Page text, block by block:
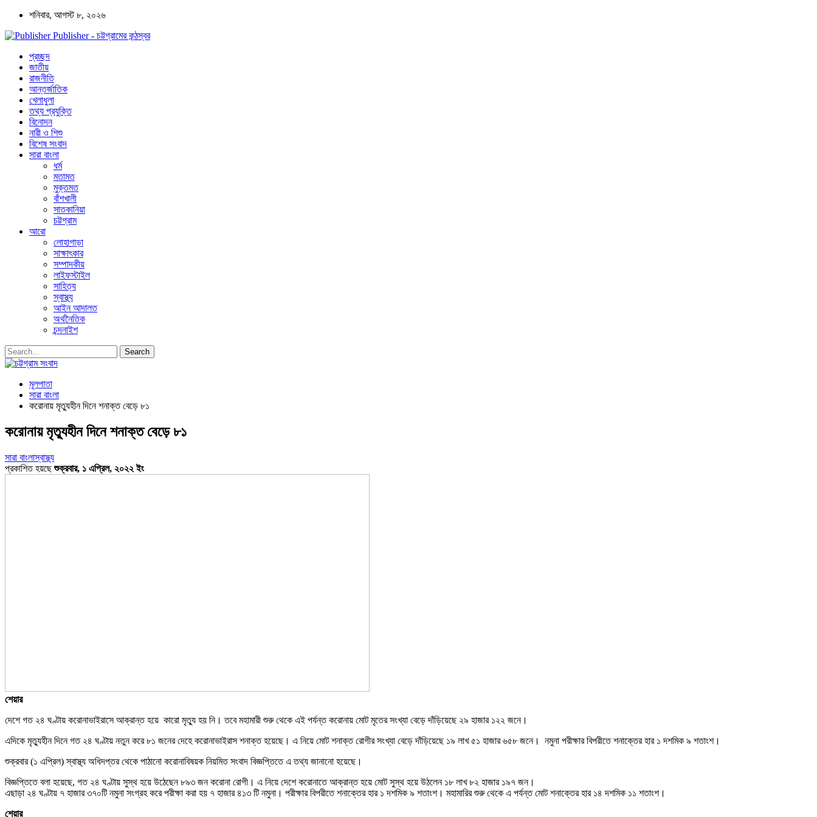
শনিবার, আগস্ট ৮, ২০২৬
Publisher - চট্টগ্রামের কন্ঠস্বর
প্রচ্ছদ
জাতীয়
রাজনীতি
আন্তর্জাতিক
খেলাধুলা
তথ্য প্রযুক্তি
বিনোদন
নারী ও শিশু
বিশেষ সংবাদ
সারা বাংলা
ধর্ম
মতামত
মুক্তমত
বাঁশখালী
সাতকানিয়া
চট্টগ্রাম
আরো
লোহাগাড়া
সাক্ষাৎকার
সম্পাদকীয়
লাইফস্টাইল
সাহিত্য
স্বাস্থ্য
আইন আদালত
অর্থনৈতিক
চন্দনাইশ
মূলপাতা
সারা বাংলা
করোনায় মৃত্যুহীন দিনে শনাক্ত বেড়ে ৮১
করোনায় মৃত্যুহীন দিনে শনাক্ত বেড়ে ৮১
সারা বাংলাস্বাস্থ্য
প্রকাশিত হয়ছেশুক্রবার, ১ এপ্রিল, ২০২২ ইং
শেয়ার
দেশে গত ২৪ ঘণ্টায় করোনাভাইরাসে আক্রান্ত হয়ে কারো মৃত্যু হয় নি। তবে মহামারী শুরু থেকে এই পর্যন্ত করোনায় মোট মৃতের সংখ্যা বেড়ে দাঁড়িয়েছে ২৯ হাজার ১২২ জনে।
এদিকে মৃত্যুহীন দিনে গত ২৪ ঘণ্টায় নতুন করে ৮১ জনের দেহে করোনাভাইরাস শনাক্ত হয়েছে। এ নিয়ে মোট শনাক্ত রোগীর সংখ্যা বেড়ে দাঁড়িয়েছে ১৯ লাখ ৫১ হাজার ৬৫৮ জনে। নমুনা পরীক্ষার বিপরীতে শনাক্তের হার ১ দশমিক ৯ শতাংশ।
শুক্রবার (১ এপ্রিল) স্বাস্থ্য অধিদপ্তর থেকে পাঠানো করোনাবিষয়ক নিয়মিত সংবাদ বিজ্ঞপ্তিতে এ তথ্য জানানো হয়েছে।
বিজ্ঞপ্তিতে বলা হয়েছে, গত ২৪ ঘণ্টায় সুস্থ হয়ে উঠেছেন ৮৯৩ জন করোনা রোগী। এ নিয়ে দেশে করোনাতে আক্রান্ত হয়ে মোট সুস্থ হয়ে উঠলেন ১৮ লাখ ৮২ হাজার ১৯৭ জন।
এছাড়া ২৪ ঘণ্টায় ৭ হাজার ৩৭০টি নমুনা সংগ্রহ করে পরীক্ষা করা হয় ৭ হাজার ৪১৩ টি নমুনা। পরীক্ষার বিপরীতে শনাক্তের হার ১ দশমিক ৯ শতাংশ। মহামারির শুরু থেকে এ পর্যন্ত মোট শনাক্তের হার ১৪ দশমিক ১১ শতাংশ।
শেয়ার